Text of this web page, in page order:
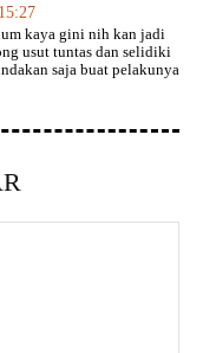
kaya gini nih kan jadi
usut tuntas dan selidiki
saja buat pelakunya